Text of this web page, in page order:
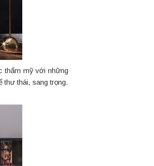
thẩm mỹ với những
thư thái, sang trọng.